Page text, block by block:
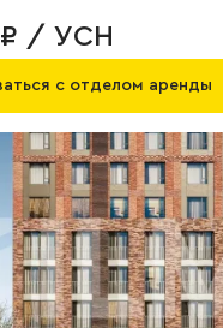
₽ / УСН
с отделом аренды